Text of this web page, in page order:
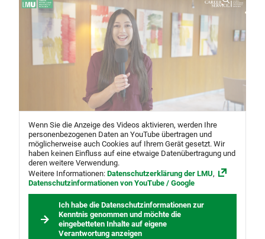
Wenn Sie die Anzeige des Videos aktivieren, werden Ihre
personenbezogenen Daten an YouTube übertragen und
möglicherweise auch Cookies auf Ihrem Gerät gesetzt. Wir
haben keinen Einfluss auf eine etwaige Datenübertragung und
deren weitere Verwendung.
Weitere Informationen: Datenschutzerklärung der LMU,
Datenschutzinformationen von YouTube / Google
Ich habe die Datenschutzinformationen zur
Kenntnis genommen und möchte die
eingebetteten Inhalte auf eigene
Verantwortung anzeigen